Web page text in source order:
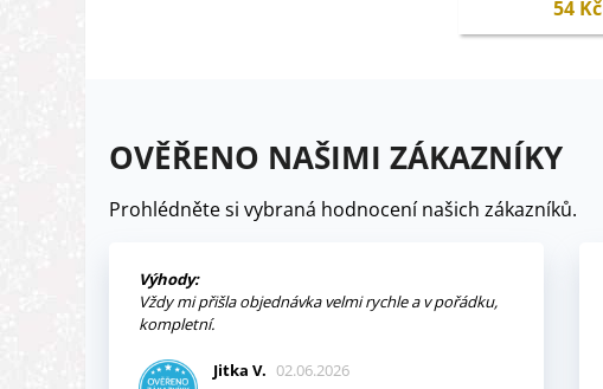
54 Kč
OVĚŘENO NAŠIMI ZÁKAZNÍKY
Prohlédněte si vybraná hodnocení našich zákazníků.
Výhody:
Vždy mi přišla objednávka velmi rychle a v pořádku,
kompletní.
Jitka V. 02.06.2026